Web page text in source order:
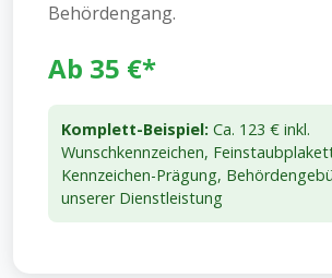
Behördengang.
Ab 35 €*
Komplett-Beispiel: Ca. 123 € inkl.
Wunschkennzeichen,
Kennzeichen-Prägung,
unserer Dienstleistung